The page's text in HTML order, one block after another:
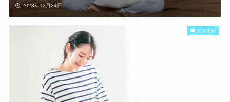
2023年12月24日
おすすめ